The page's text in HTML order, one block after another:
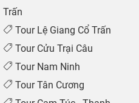
Trấn
Tour Lệ Giang Cổ Trấn
Tour Cửu Trại Câu
Tour Nam Ninh
Tour Tân Cương